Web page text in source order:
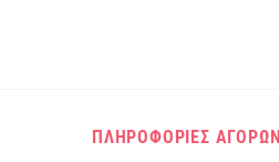
ΠΛΗΡΟΦΟΡΙΕΣ ΑΓΟΡΩΝ